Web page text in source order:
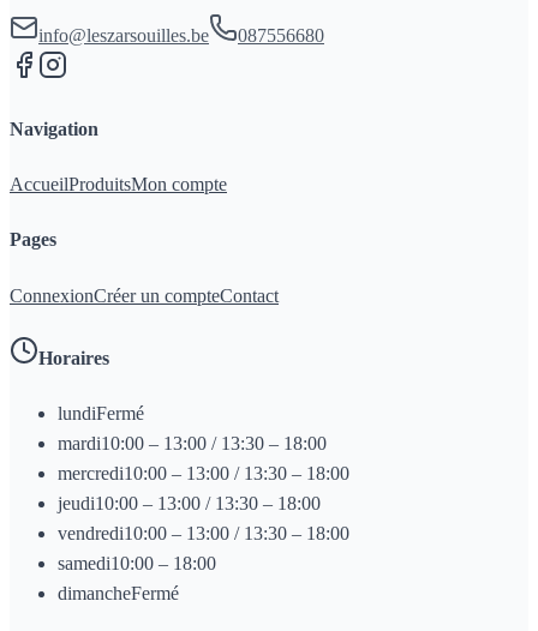
info@leszarsouilles.be 087556680
Navigation
AccueilProduitsMon compte
Pages
ConnexionCréer un compteContact
Horaires
lundiFermé
mardi10:00 – 13:00 / 13:30 – 18:00
mercredi10:00 – 13:00 / 13:30 – 18:00
jeudi10:00 – 13:00 / 13:30 – 18:00
vendredi10:00 – 13:00 / 13:30 – 18:00
samedi10:00 – 18:00
dimancheFermé